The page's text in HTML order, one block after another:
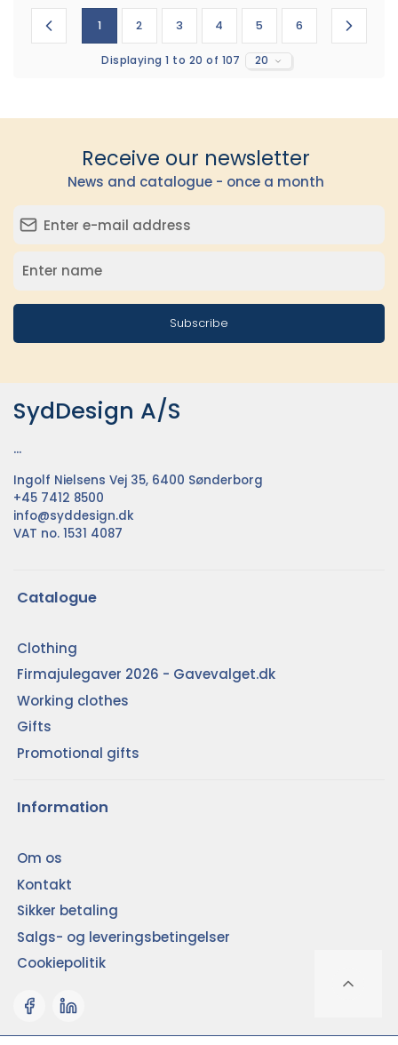
1 2 3 4 5 6
Displaying 1 to 20 of 107 20
Receive our newsletter
News and catalogue - once a month
Subscribe
SydDesign A/S
...
Ingolf Nielsens Vej 35, 6400 Sønderborg
+45 7412 8500
info@syddesign.dk
VAT no. 1531 4087
Catalogue
Clothing
Firmajulegaver 2026 - Gavevalget.dk
Working clothes
Gifts
Promotional gifts
Information
Om os
Kontakt
Sikker betaling
Salgs- og leveringsbetingelser
Cookiepolitik